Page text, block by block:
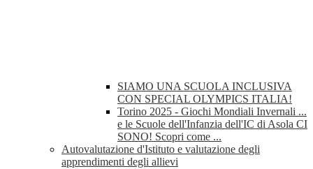
SIAMO UNA SCUOLA INCLUSIVA
CON SPECIAL OLYMPICS ITALIA!
Torino 2025 - Giochi Mondiali Invernali ...
e le Scuole dell'Infanzia dell'IC di Asola CI
SONO! Scopri come ...
Autovalutazione d'Istituto e valutazione degli
apprendimenti degli allievi